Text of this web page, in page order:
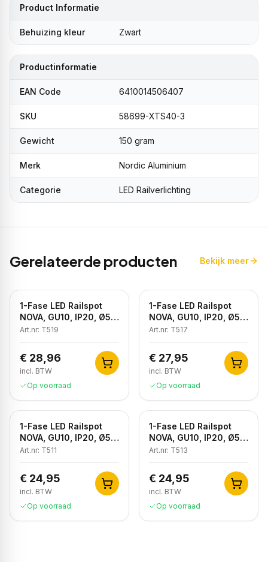
Product Informatie
Behuizing kleur Zwart
Productinformatie
EAN Code 6410014506407
SKU 58699-XTS40-3
Gewicht 150 gram
Merk Nordic Aluminium
Categorie LED Railverlichting
Gerelateerde producten Bekijk meer
1-Fase LED Railspot
NOVA, GU10, IP20, Ø56
x 85 mm, Antiek Brons
Art.nr: T519
€ 28,96
incl. BTW
Op voorraad
1-Fase LED Railspot
NOVA, GU10, IP20, Ø56
x 85 mm, Brons
Art.nr: T517
€ 27,95
incl. BTW
Op voorraad
1-Fase LED Railspot
NOVA, GU10, IP20, Ø56
x 85 mm, Wit
Art.nr: T511
€ 24,95
incl. BTW
Op voorraad
1-Fase LED Railspot
NOVA, GU10, IP20, Ø56
x 85 mm, Zwart
Art.nr: T513
€ 24,95
incl. BTW
Op voorraad